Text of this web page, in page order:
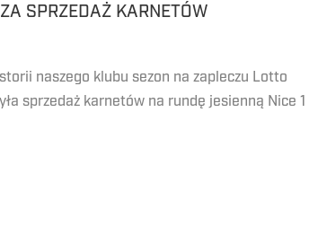
SPRZEDAŻ KARNETÓW
naszego klubu sezon na zapleczu Lotto
sprzedaż karnetów na rundę jesienną Nice 1